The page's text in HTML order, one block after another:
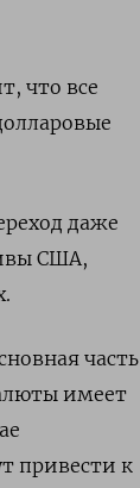
что все
даже
США,
часть
имеет
привести к